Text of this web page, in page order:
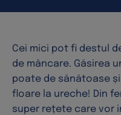
Cei mici pot fi destul
de mâncare. Găsirea
poate de sănătoase
floare la ureche! Din
super rețete care vor